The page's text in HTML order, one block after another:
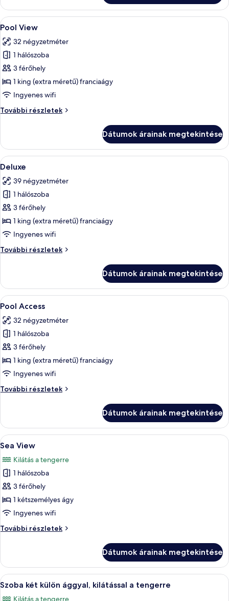
A
következő
szoba
összes
képének
megtekintése:
Pool
Egy szállodai erkély, fehér műanyag
9
Pool View
32 négyzetméter
1 hálószoba
3 férőhely
1 king (extra méretű) franciaágy
Ingyenes wifi
További részletek
Pool
Dátumok árainak megtekintése
A
következő
szoba
összes
képének
megtekintése:
Deluxe
Egy szállodai szoba, amelyben
5
Deluxe
39 négyzetméter
1 hálószoba
3 férőhely
1 king (extra méretű) franciaágy
Ingyenes wifi
További részletek
Deluxe
Dátumok árainak megtekintése
A
következő
szoba
összes
képének
megtekintése:
Pool
Egy szálloda, amelyhez tartozik
9
Pool Access
32 négyzetméter
1 hálószoba
3 férőhely
1 king (extra méretű) franciaágy
Ingyenes wifi
További részletek
Pool
Dátumok árainak megtekintése
A
következő
szoba
összes
képének
megtekintése:
Sea
Egy kétágyas szoba, étkezőasztallal
9
Sea View
Kilátás a tengerre
1 hálószoba
3 férőhely
1 kétszemélyes ágy
Ingyenes wifi
További részletek
Sea
Dátumok árainak megtekintése
A
következő
Szoba két külön ággyal, kilátással a
1
Szoba két külön ággyal, kilátással a tengerre
Kilátás a tengerre